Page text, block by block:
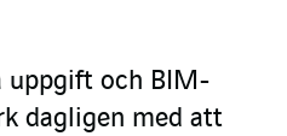
uppgift och BIM-
dagligen med att